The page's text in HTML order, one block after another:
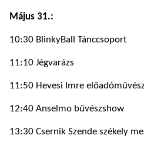
Május 31.:
10:30 BlinkyBall Tánccsoport
11:10 Jégvarázs
11:50 Hevesi Imre
12:40 Anselmo bűvészshow
13:30 Csernik Szende székely